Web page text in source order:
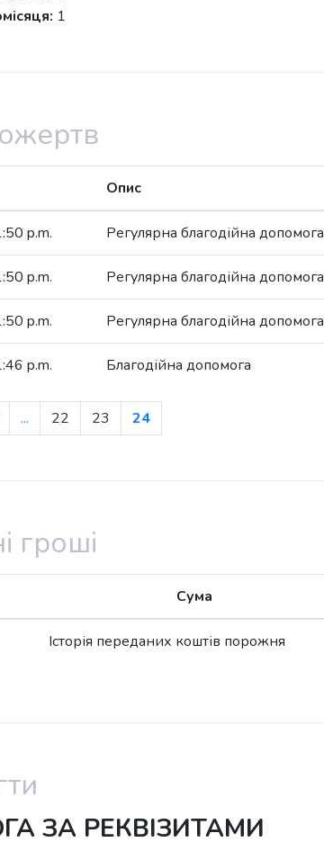
1
Опис
p.m. Регулярна благодійна допомога
p.m. Регулярна благодійна допомога
p.m. Регулярна благодійна допомога
p.m. Благодійна допомога
... 22 23 24
гроші
Сума
Історія переданих коштів порожня
ЗА РЕКВІЗИТАМИ